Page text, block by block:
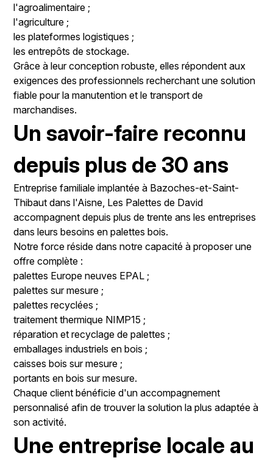
l'agroalimentaire ;
l'agriculture ;
les plateformes logistiques ;
les entrepôts de stockage.
Grâce à leur conception robuste, elles répondent aux
exigences des professionnels recherchant une solution
fiable pour la manutention et le transport de
marchandises.
Un savoir-faire reconnu
depuis plus de 30 ans
Entreprise familiale implantée à Bazoches-et-Saint-
Thibaut dans l'Aisne, Les Palettes de David
accompagnent depuis plus de trente ans les entreprises
dans leurs besoins en palettes bois.
Notre force réside dans notre capacité à proposer une
offre complète :
palettes Europe neuves EPAL ;
palettes sur mesure ;
palettes recyclées ;
traitement thermique NIMP15 ;
réparation et recyclage de palettes ;
emballages industriels en bois ;
caisses bois sur mesure ;
portants en bois sur mesure.
Chaque client bénéficie d'un accompagnement
personnalisé afin de trouver la solution la plus adaptée à
son activité.
Une entreprise locale au